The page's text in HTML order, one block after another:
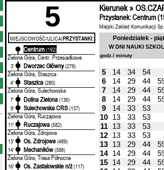
5 Kierunek »
Przystanek: Centrum
Miejski Zakład Komunikacji
MIEJSCOWOŚĆ/ULICA/PRZYSTANKI:
Centrum (192)
Zielona Góra, Centr. Przesiadkowe
3' Dworzec Główny (279)
Zielona Góra, Staszica
4' Staszica (280)
Zielona Góra, Sulechowska
7' Dolina Zielona (136)
9'
Sulechowska CRS (137)
Zielona Góra, Ruczajowa
11' Ruczajowa (582)
Zielona Góra, Zdrojowa
13' Os. Zdrojowe (489)
14'
Mechaników (588)
Zielona Góra, Trasa Północna
16' Os. Zastalowskie n/ż (117)
Poniedziałek -
W DNI NAUKI
godz./ minuty
5 14 34 54
6
14 29 44
7
14 29 44
8
14 29 44
9
14 33 53
10 13 33 53
11
13 33 53
12 13 33 53
13 13 29 44
14 14 29 44
15 14 29 44